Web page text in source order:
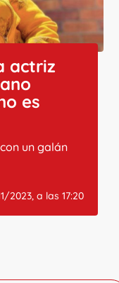
actriz
es
un galán
2023, a las 17:20